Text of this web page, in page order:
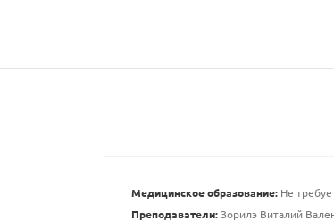
Медицинское образование:Не
Преподаватели:Зорилэ Виталий